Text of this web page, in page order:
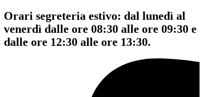
Orari segreteria estivo: dal lunedì al
venerdì dalle ore 08:30 alle ore 09:30 e
dalle ore 12:30 alle ore 13:30.